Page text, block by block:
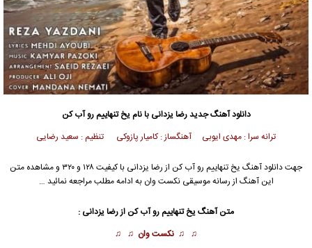
دانلود آهنگ جدیدرضا یزدانی با نام یخ تنهاییم رو آب کن
ترانه سرا : مهدی ایوبی آهنگساز : کامیار پازوکی تنظیم : سعید رضایی
جهت دانلود آهنگ یخ تنهاییم رو آب کن از رضا یزدانی
با کیفیت ۱۲۸ و ۳۲۰ و مشاهده متن
این آهنگ از رسانه موسیقی نکست وان به ادامه مطلب مراجعه نمائید …
متن آهنگ یخ تنهاییم رو آب کن ازرضا یزدانی :
♫ ♫ نکست وان ♫ ♫